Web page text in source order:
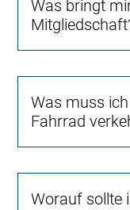
Was bringt
Was muss
Fahrrad
Worauf sollte